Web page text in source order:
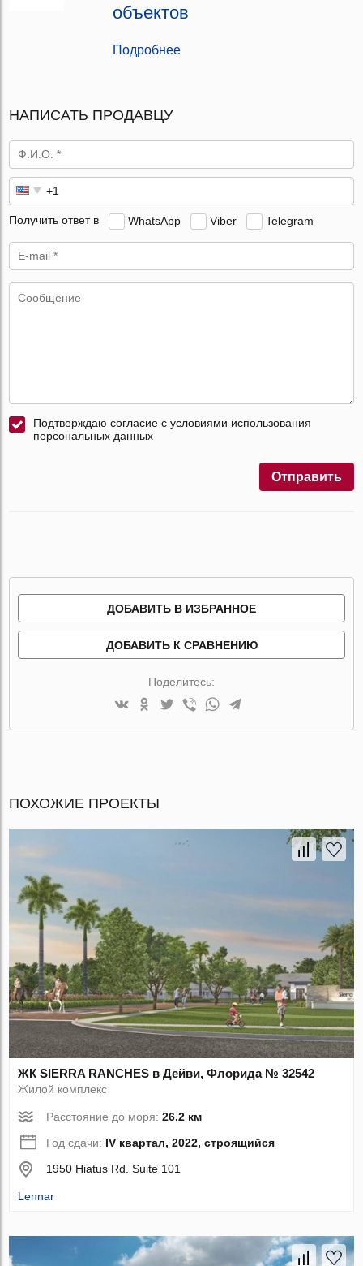
объектов
Подробнее
НАПИСАТЬ ПРОДАВЦУ
Получить ответ в WhatsApp Viber Telegram
Подтверждаю согласие с условиями использования
персональных данных
Отправить
ДОБАВИТЬ В ИЗБРАННОЕ
ДОБАВИТЬ К СРАВНЕНИЮ
Поделитесь:
ПОХОЖИЕ ПРОЕКТЫ
ЖК SIERRA RANCHES в Дейви, Флорида № 32542
Жилой комплекс
Расстояние до моря:26.2 км
Год сдачи: IV квартал, 2022, строящийся
1950 Hiatus Rd. Suite 101
Lennar